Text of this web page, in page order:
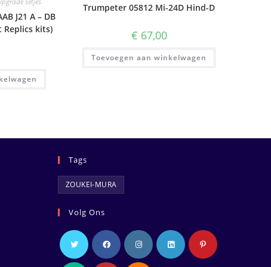
J21 A – DB
Replics kits)
Trumpeter 05812 Mi-24D Hind-D
€ 67,00
Toevoegen aan winkelwagen
Tags
ZOUKEI-MURA
Volg Ons